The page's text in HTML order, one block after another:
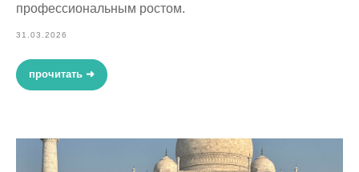
профессиональным ростом.
31.03.2026
прочитать ➜